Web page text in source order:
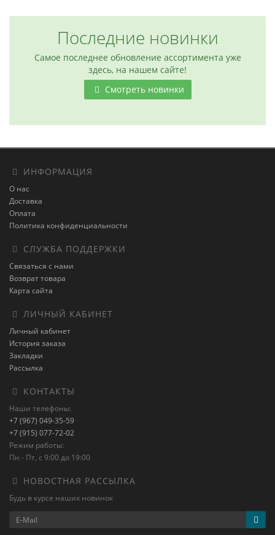
Последние новинки
Самое последнее обновление ассортимента уже
здесь, на нашем сайте!
Смотреть новинки
ИНФОРМАЦИЯ
О нас
Доставка
Оплата
Политика конфиденциальности
СЛУЖБА ПОДДЕРЖКИ
Связаться с нами
Возврат товара
Карта сайта
ЛИЧНЫЙ КАБИНЕТ
Личный кабинет
История заказа
Закладки
Рассылка
КОНТАКТЫ
Наши телефоны:
+7 (967) 049-35-59
+7 (915) 077-72-02
Режим работы:
Пн - Пт, с 9:00 до 19:00
НОВОСТНАЯ РАССЫЛКА
Будь в курсе наших новинок